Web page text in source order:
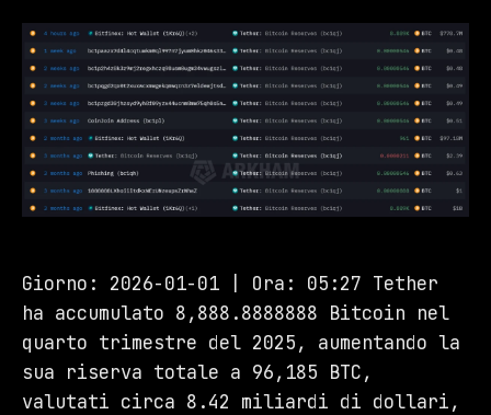
Giorno: 2026-01-01 | Ora: 05:27 Tether
ha accumulato 8,888.8888888 Bitcoin nel
quarto trimestre del 2025, aumentando la
sua riserva totale a 96,185 BTC,
valutati circa 8.42 miliardi di dollari,